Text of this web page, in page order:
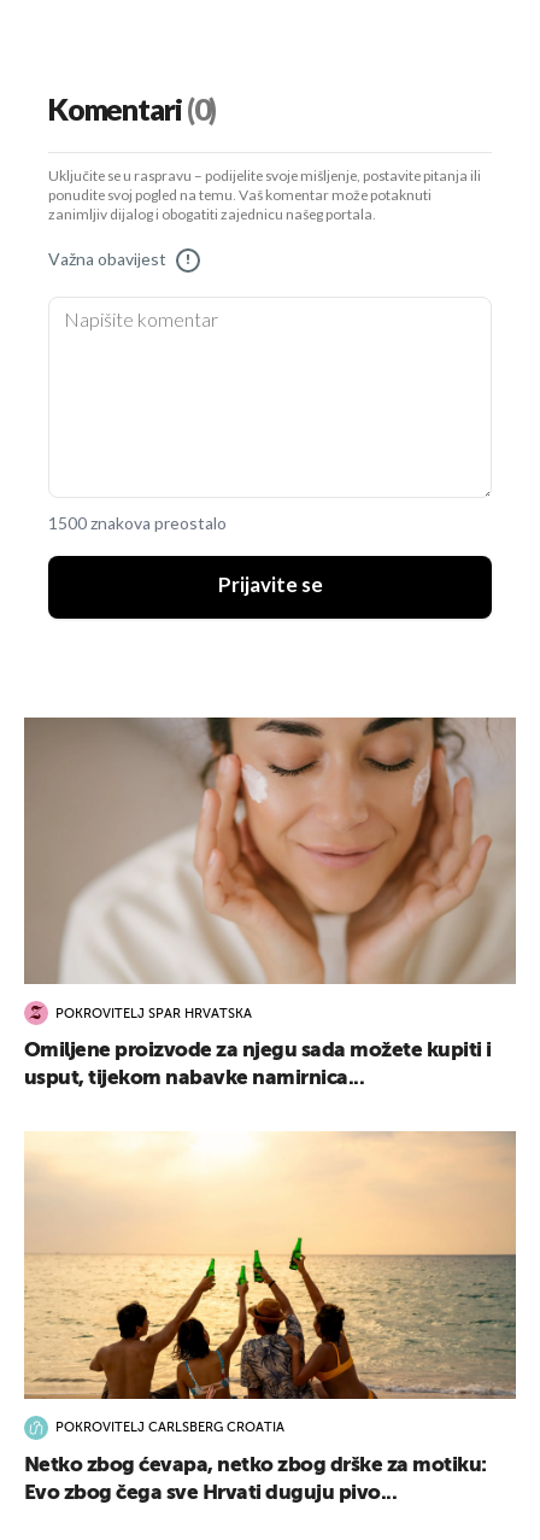
Komentari(0)
Uključite se u raspravu – podijelite svoje mišljenje, postavite pitanja ili
ponudite svoj pogled na temu. Vaš komentar može potaknuti
zanimljiv dijalog i obogatiti zajednicu našeg portala.
Važna obavijest !
1500 znakova preostalo
Prijavite se
POKROVITELJ SPAR HRVATSKA
Omiljene proizvode za njegu sada možete kupiti i
usput, tijekom nabavke namirnica...
POKROVITELJ CARLSBERG CROATIA
Netko zbog ćevapa, netko zbog drške za motiku:
Evo zbog čega sve Hrvati duguju pivo...